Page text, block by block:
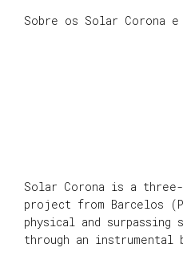
Sobre os Solar Corona
Solar Corona is a
project from Barcelos
physical and surpassing
through an